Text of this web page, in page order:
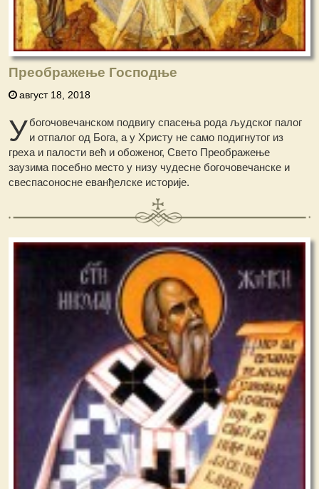
Преображење Господње
август 18, 2018
Убогочовечанском подвигу спасења рода људског палог
и отпалог од Бога, а у Христу не само подигнутог из
греха и палости већ и обоженог, Свето Преображење
заузима посебно место у низу чудесне богочовечанске и
свеспасоносне еванђелске историје.